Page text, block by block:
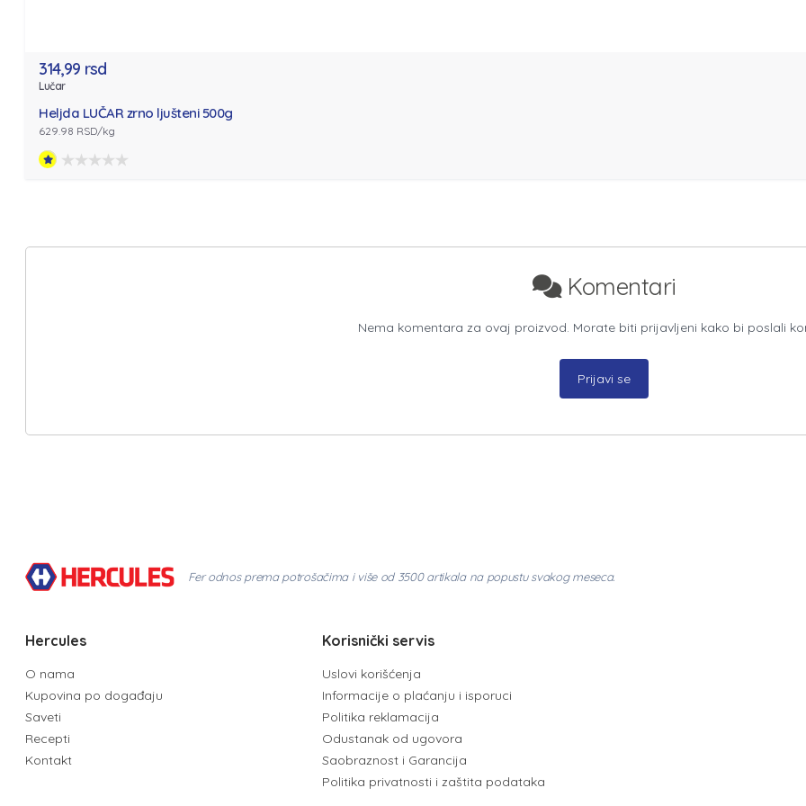
314,99 rsd
Lučar
Heljda LUČAR zrno ljušteni 500g
629.98 RSD/kg
Komentari
Nema komentara za ovaj proizvod. Morate biti prijavljeni kako bi poslali
Prijavi se
Fer odnos prema potrošačima i više od 3500 artikala na popustu svakog meseca.
Hercules
O nama
Kupovina po događaju
Saveti
Recepti
Kontakt
Korisnički servis
Uslovi korišćenja
Informacije o plaćanju i isporuci
Politika reklamacija
Odustanak od ugovora
Saobraznost i Garancija
Politika privatnosti i zaštita podataka